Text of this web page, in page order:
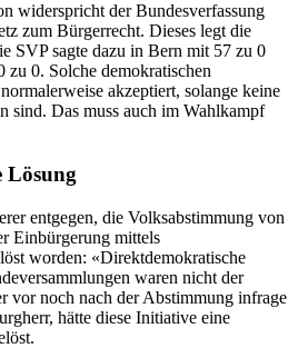
widerspricht der Bundesverfassung
zum Bürgerrecht. Dieses legt die
SVP sagte dazu in Bern mit 57 zu 0
zu 0. Solche demokratischen
akzeptiert, solange keine
sind. Das muss auch im Wahlkampf
Lösung
entgegen, die Volksabstimmung von
Einbürgerung mittels
worden: «Direktdemokratische
waren nicht der
vor noch nach der Abstimmung infrage
hätte diese Initiative eine